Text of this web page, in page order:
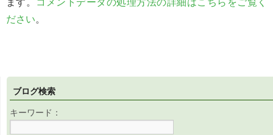
ます。 コメントデータの処理方法の詳細はこちらをご覧く
ださい。
ブログ検索
キーワード：